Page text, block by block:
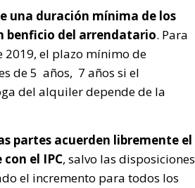
una duración mínima de los
benficio del arrendatario. Para
2019, el plazo mínimo de
de 5 años, 7 años si el
del alquiler depende de la
partes acuerden libremente el
el IPC, salvo las disposiciones
el incremento para todos los